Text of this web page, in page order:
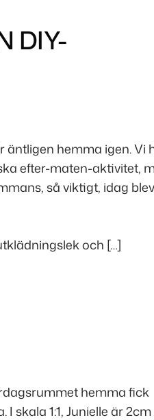
DIY-
äntligen hemma igen. Vi
efter-maten-aktivitet,
så viktigt, idag blev
och […]
hemma fick
skala 1:1, Junielle är 2cm